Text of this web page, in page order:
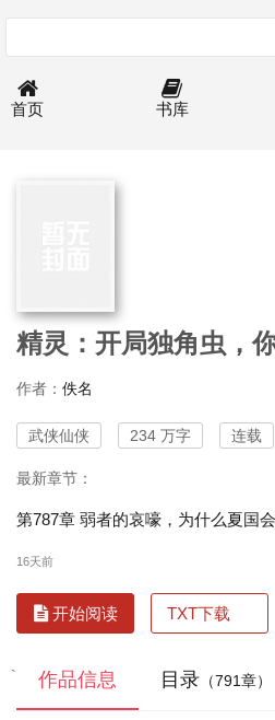
首页 书库
精灵：开局独角虫，
作者： 佚名
武侠仙侠 234 万字 连载
最新章节：
第787章 弱者的哀嚎，为什么夏国
16天前
开始阅读 TXT下载
` 作品信息 目录 （791章）